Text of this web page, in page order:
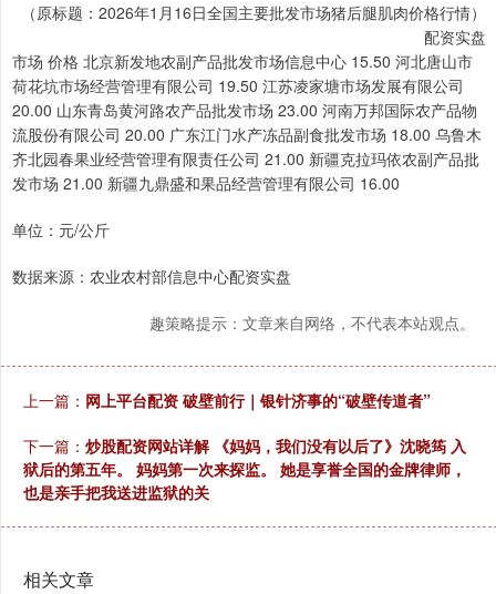
（原标题：2026年1月16日全国主要批发市场猪后腿肌肉价格行情）
配资实盘
市场 价格 北京新发地农副产品批发市场信息中心 15.50 河北唐山市
荷花坑市场经营管理有限公司 19.50 江苏凌家塘市场发展有限公司
20.00 山东青岛黄河路农产品批发市场 23.00 河南万邦国际农产品物
流股份有限公司 20.00 广东江门水产冻品副食批发市场 18.00 乌鲁木
齐北园春果业经营管理有限责任公司 21.00 新疆克拉玛依农副产品批
发市场 21.00 新疆九鼎盛和果品经营管理有限公司 16.00
单位：元/公斤
数据来源：农业农村部信息中心配资实盘
趣策略提示：文章来自网络，不代表本站观点。
上一篇： 网上平台配资 破壁前行｜银针济事的“破壁传道者”
下一篇： 炒股配资网站详解 《妈妈，我们没有以后了》沈晓筠 入
狱后的第五年。 妈妈第一次来探监。 她是享誉全国的金牌律师，
也是亲手把我送进监狱的关
相关文章